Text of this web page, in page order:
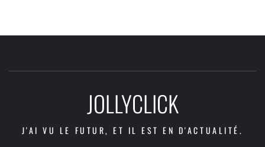
JOLLYCLICK
J'AI VU LE FUTUR, ET IL EST EN D'ACTUALITÉ.